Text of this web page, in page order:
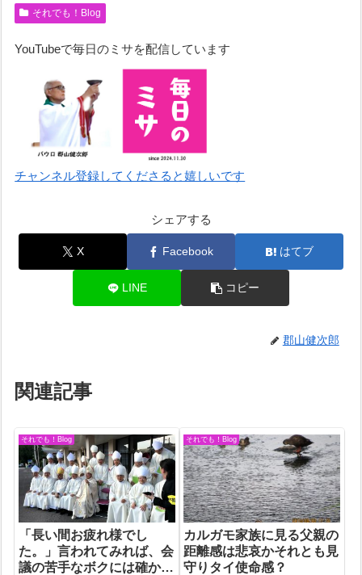
それでも！Blog
YouTubeで毎日のミサを配信しています
チャンネル登録してくださると嬉しいです
シェアする
X Facebook はてブ
LINE コピー
郡山健次郎
関連記事
それでも！Blog
「長い間お疲れ様でし
た。」言われてみれば、会
議の苦手なボクには確かに
それでも！Blog
カルガモ家族に見る父親の
距離感は悲哀かそれとも見
守りタイ使命感？